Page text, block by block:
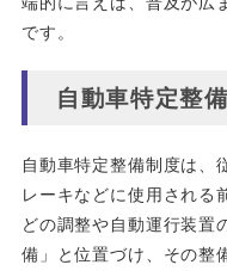
です。
自動車特定整
自動車特定整備制度は、
レーキなどに使用される
どの調整や自動運行装置
備」と位置づけ、その整